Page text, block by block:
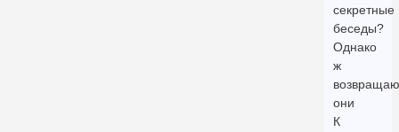
секретные
беседы?
Однако
ж
они
К